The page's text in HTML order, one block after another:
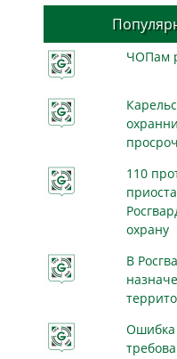
ЧОПам
110
охрану
В
Ошибка